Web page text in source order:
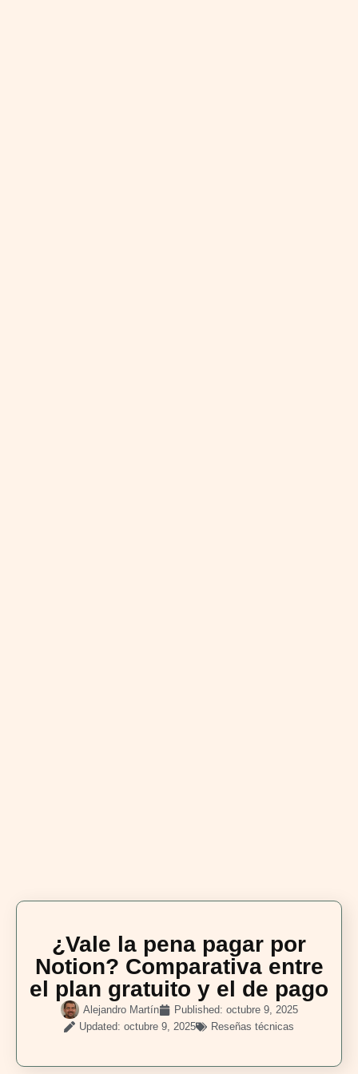
¿Vale la pena pagar por
Notion? Comparativa entre
el plan gratuito y el de pago
Alejandro Martín Published: octubre 9, 2025
Updated: octubre 9, 2025
Reseñas técnicas